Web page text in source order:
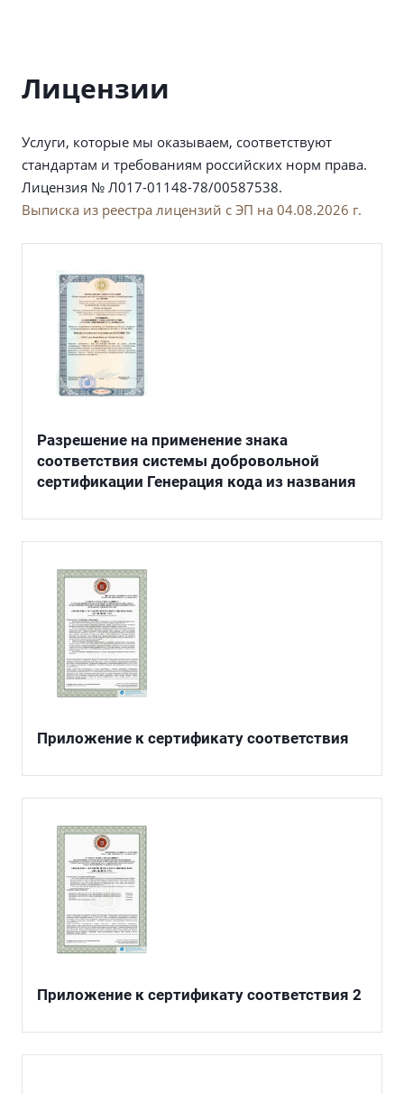
Лицензии
Услуги, которые мы оказываем, соответствуют
стандартам и требованиям российских норм права.
Лицензия № Л017-01148-78/00587538.
Выписка из реестра лицензий с ЭП на 04.08.2026 г.
Разрешение на применение знака
соответствия системы добровольной
сертификации Генерация кода из названия
Приложение к сертификату соответствия
Приложение к сертификату соответствия 2